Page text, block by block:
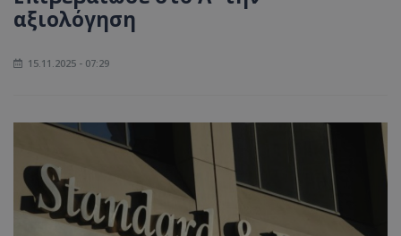
αξιολόγηση
15.11.2025 - 07:29